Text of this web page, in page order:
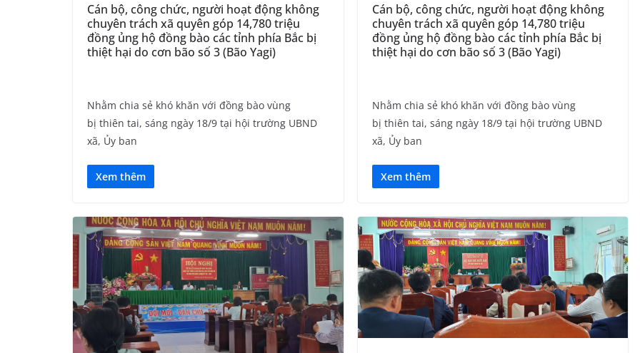
Cán bộ, công chức, người hoạt động không
chuyên trách xã quyên góp 14,780 triệu
đồng ủng hộ đồng bào các tỉnh phía Bắc bị
thiệt hại do cơn bão số 3 (Bão Yagi)
Nhằm chia sẻ khó khăn với đồng bào vùng
bị thiên tai, sáng ngày 18/9 tại hội trường UBND
xã, Ủy ban
Xem thêm
Cán bộ, công chức, người hoạt động không
chuyên trách xã quyên góp 14,780 triệu
đồng ủng hộ đồng bào các tỉnh phía Bắc bị
thiệt hại do cơn bão số 3 (Bão Yagi)
Nhằm chia sẻ khó khăn với đồng bào vùng
bị thiên tai, sáng ngày 18/9 tại hội trường UBND
xã, Ủy ban
Xem thêm